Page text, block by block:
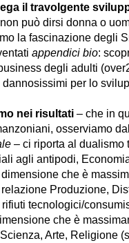
il travolgente
non può dirsi donna o
la fascinazione degli
appendici bio:
degli adulti
dannosissimi per lo
nei risultati – che in
osserviamo
– ci riporta al dualismo
agli antipodi,
dimensione che è
Produzione,
tecnologici/
che è
Arte, Religione